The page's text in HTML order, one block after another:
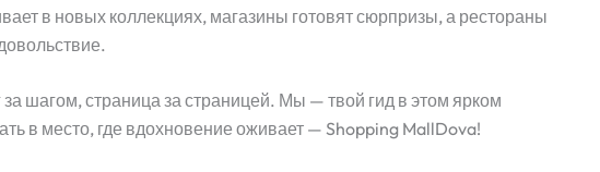
в новых коллекциях, магазины готовят сюрпризы, а рестораны
за шагом, страница за страницей. Мы — твой гид в этом ярком
в место, где вдохновение оживает — Shopping MallDova!